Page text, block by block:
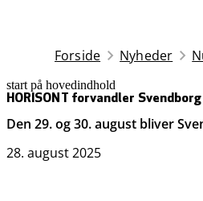
Forside Nyheder
start på hovedindhold
HORISONT forvandler Svendborg
Den 29. og 30. august bliver
28. august 2025
senest opdateret 25. november 2025